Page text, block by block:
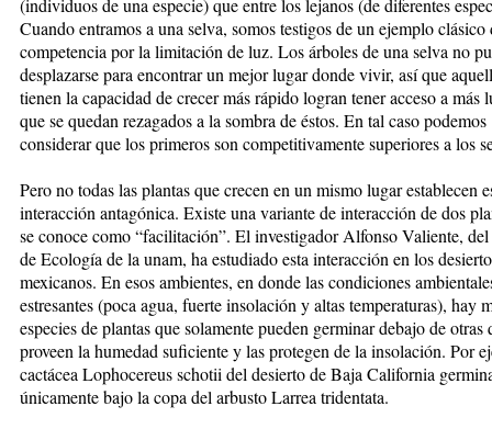
(individuos de una especie) que entre los lejanos (de diferentes
Cuando entramos a una selva, somos testigos de un ejemplo clásico
competencia por la limitación de luz. Los árboles de una selva no
desplazarse para encontrar un mejor lugar donde vivir, así que
tienen la capacidad de crecer más rápido logran tener acceso a más
que se quedan rezagados a la sombra de éstos. En tal caso podemos
considerar que los primeros son competitivamente superiores a los
Pero no todas las plantas que crecen en un mismo lugar establecen
interacción antagónica. Existe una variante de interacción de dos
se conoce como “facilitación”. El investigador Alfonso Valiente,
de Ecología de la unam, ha estudiado esta interacción en los
mexicanos. En esos ambientes, en donde las condiciones
estresantes (poca agua, fuerte insolación y altas temperaturas), hay
especies de plantas que solamente pueden germinar debajo de otras
proveen la humedad suficiente y las protegen de la insolación. Por
cactácea Lophocereus schotii del desierto de Baja California
únicamente bajo la copa del arbusto Larrea tridentata.